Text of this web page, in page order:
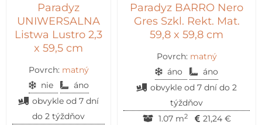
Paradyz
UNIWERSALNA
Listwa Lustro 2,3
x 59,5 cm
Povrch: matný
nie
áno
obvykle od 7 dní
do 2 týždňov
Paradyz BARRO Nero
Gres Szkl. Rekt. Mat.
59,8 x 59,8 cm
Povrch: matný
áno
áno
obvykle od 7 dní do 2
týždňov
1.07 m2 21,24 €